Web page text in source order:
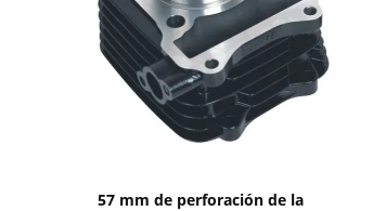
57 mm de perforación de la